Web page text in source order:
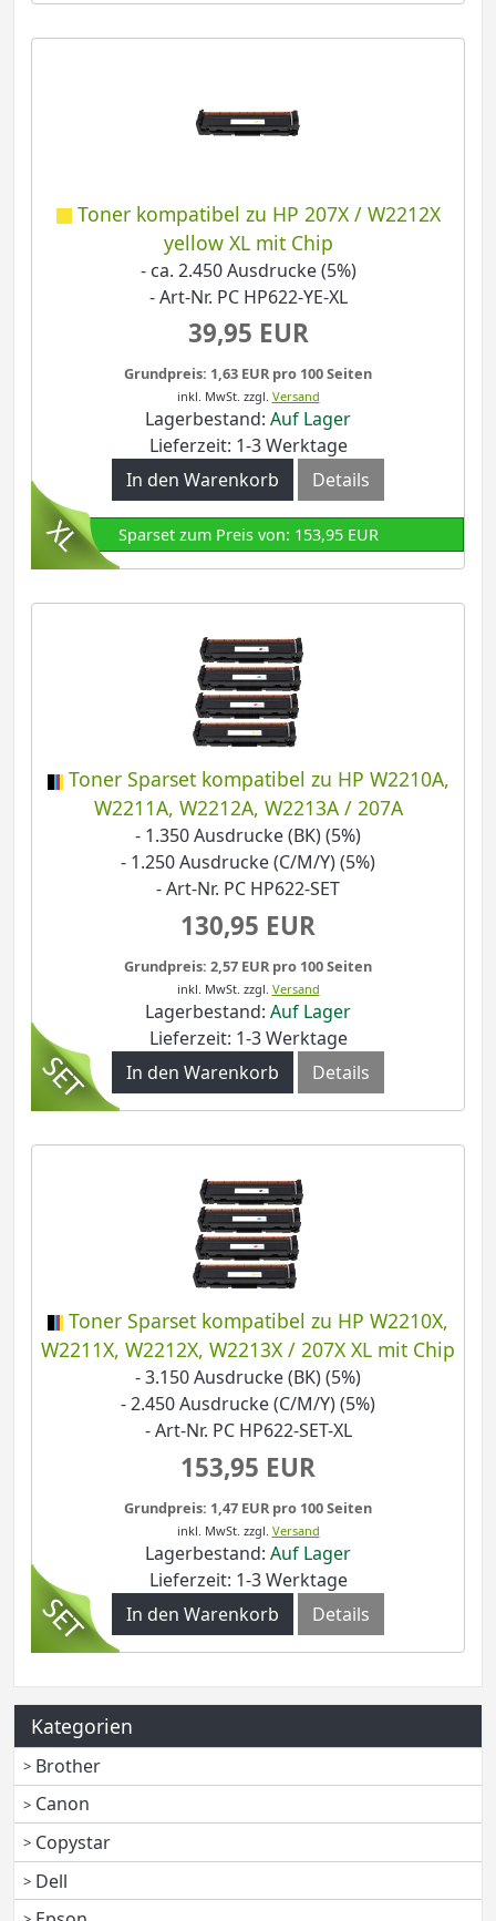
Toner kompatibel zu HP 207X / W2212X
yellow XL mit Chip
- ca. 2.450 Ausdrucke (5%)
- Art-Nr. PC HP622-YE-XL
39,95 EUR
Grundpreis: 1,63 EUR pro 100 Seiten
inkl. MwSt. zzgl. Versand
Lagerbestand: Auf Lager
Lieferzeit: 1-3 Werktage
In den Warenkorb
Details
Sparset zum Preis von: 153,95 EUR
Toner Sparset kompatibel zu HP W2210A,
W2211A, W2212A, W2213A / 207A
- 1.350 Ausdrucke (BK) (5%)
- 1.250 Ausdrucke (C/M/Y) (5%)
- Art-Nr. PC HP622-SET
130,95 EUR
Grundpreis: 2,57 EUR pro 100 Seiten
inkl. MwSt. zzgl. Versand
Lagerbestand: Auf Lager
Lieferzeit: 1-3 Werktage
In den Warenkorb
Details
Toner Sparset kompatibel zu HP W2210X,
W2211X, W2212X, W2213X / 207X XL mit Chip
- 3.150 Ausdrucke (BK) (5%)
- 2.450 Ausdrucke (C/M/Y) (5%)
- Art-Nr. PC HP622-SET-XL
153,95 EUR
Grundpreis: 1,47 EUR pro 100 Seiten
inkl. MwSt. zzgl. Versand
Lagerbestand: Auf Lager
Lieferzeit: 1-3 Werktage
In den Warenkorb
Details
Kategorien
Brother
Canon
Copystar
Dell